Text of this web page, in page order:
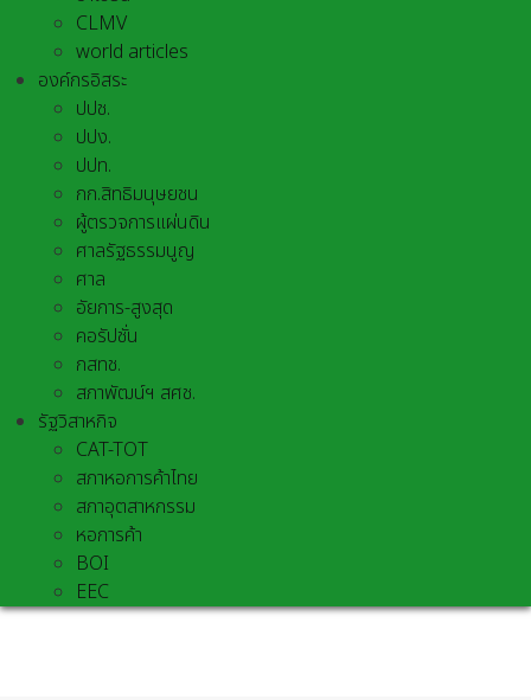
CLMV
world articles
องค์กรอิสระ
ปปช.
ปปง.
ปปท.
กก.สิทธิมนุษยชน
ผู้ตรวจการแผ่นดิน
ศาลรัฐธรรมนูญ
ศาล
อัยการ-สูงสุด
คอรัปชั่น
กสทช.
สภาพัฒน์ฯ สศช.
รัฐวิสาหกิจ
CAT-TOT
สภาหอการค้าไทย
สภาอุตสาหกรรม
หอการค้า
BOI
EEC